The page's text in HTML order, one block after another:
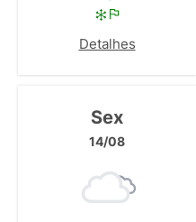
Detalhes
Sex
14/08